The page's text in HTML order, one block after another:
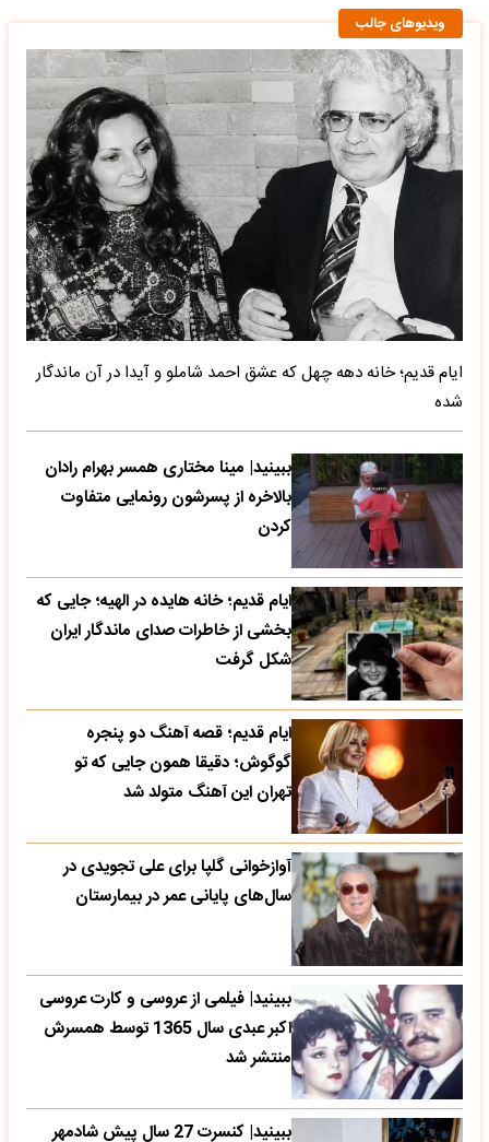
ویدیوهای جالب
ایام قدیم؛ خانه دهه چهل که عشق احمد شاملو و آیدا در آن ماندگار
شده
ببینید| مینا مختاری همسر بهرام رادان
بالاخره از پسرشون رونمایی متفاوت
کردن
ایام قدیم؛ خانه هایده در الهیه؛ جایی که
بخشی از خاطرات صدای ماندگار ایران
شکل گرفت
ایام قدیم؛ قصه آهنگ دو پنجره
گوگوش؛ دقیقا همون جایی که تو
تهران این آهنگ متولد شد
آوازخوانی گلپا برای علی تجویدی در
سال‌های پایانی عمر در بیمارستان
ببینید| فیلمی از عروسی و کارت عروسی
اکبر عبدی سال 1365 توسط همسرش
منتشر شد
ببینید| کنسرت 27 سال پیش شادمهر